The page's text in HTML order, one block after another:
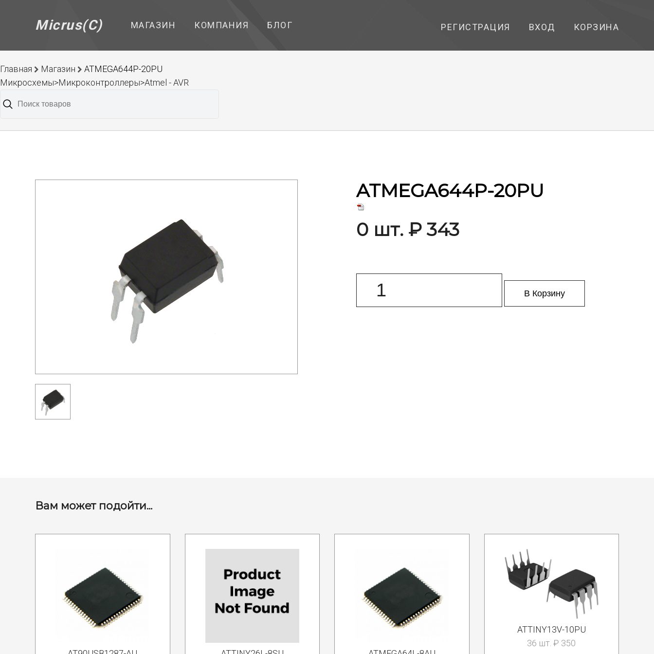
Micrus(C) МАГАЗИН КОМПАНИЯ БЛОГ РЕГИСТРАЦИЯ ВХОД КОРЗИНА
Главная Магазин
ATMEGA644P-20PU
Микросхемы>Микроконтроллеры>Atmel - AVR
ATMEGA644P-20PU
0 шт. ₽ 343
В Корзину
Вам может подойти...
ATTINY13V-10PU
36 шт. ₽ 350